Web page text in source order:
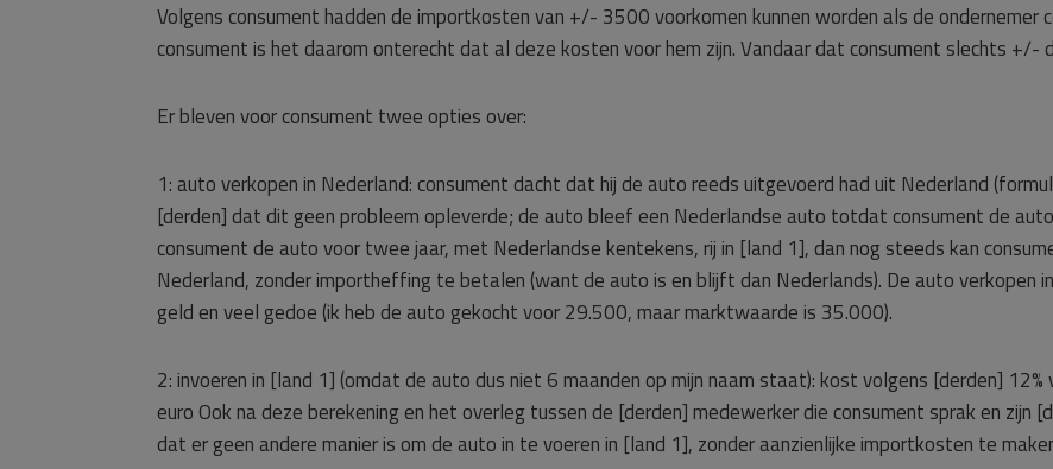
Volgens consument hadden de importkosten van +/- 3500 voorkomen kunnen worden als de ondernemer
consument is het daarom onterecht dat al deze kosten voor hem zijn. Vandaar dat consument slechts
Er bleven voor consument twee opties over:
1: auto verkopen in Nederland: consument dacht dat hij de auto reeds uitgevoerd had uit Nederland
[derden] dat dit geen probleem opleverde; de auto bleef een Nederlandse auto totdat consument de
consument de auto voor twee jaar, met Nederlandse kentekens, rij in [land 1], dan nog steeds kan
Nederland, zonder importheffing te betalen (want de auto is en blijft dan Nederlands). De auto verkopen
geld en veel gedoe (ik heb de auto gekocht voor 29.500, maar marktwaarde is 35.000).
2: invoeren in [land 1] (omdat de auto dus niet 6 maanden op mijn naam staat): kost volgens [derden]
euro Ook na deze berekening en het overleg tussen de [derden] medewerker die consument sprak en zijn
dat er geen andere manier is om de auto in te voeren in [land 1], zonder aanzienlijke importkosten te